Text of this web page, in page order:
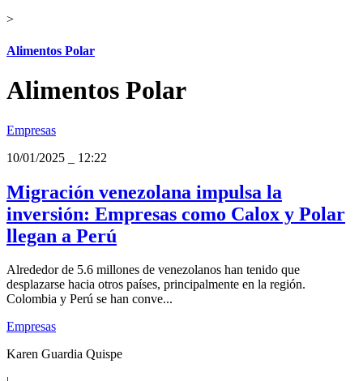
>
Alimentos Polar
Alimentos Polar
Empresas
10/01/2025
12:22
Migración venezolana impulsa la
inversión: Empresas como Calox y Polar
llegan a Perú
Alrededor de 5.6 millones de venezolanos han tenido que
desplazarse hacia otros países, principalmente en la región.
Colombia y Perú se han conve...
Empresas
Karen Guardia Quispe